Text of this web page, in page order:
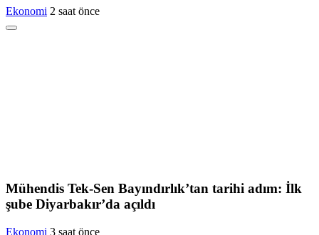
Ekonomi 2 saat önce
Mühendis Tek-Sen Bayındırlık’tan tarihi adım: İlk
şube Diyarbakır’da açıldı
Ekonomi 3 saat önce